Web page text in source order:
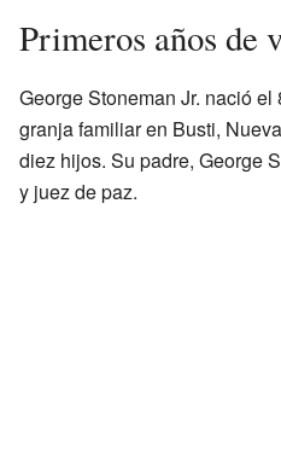
Primeros años de
George Stoneman Jr. nació
granja familiar en Busti,
diez hijos. Su padre, George
y juez de paz.